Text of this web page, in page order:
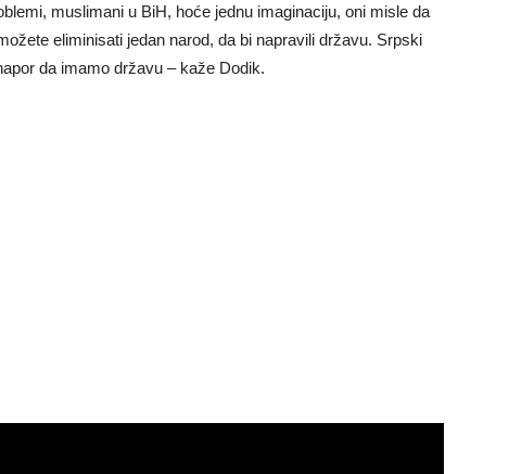
muslimani u BiH, hoće jednu imaginaciju, oni misle da
eliminisati jedan narod, da bi napravili državu. Srpski
da imamo državu – kaže Dodik.